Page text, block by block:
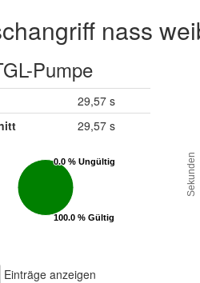
nass
Pumpe
29,57 s
29,57 s
0.0 % Ungültig
0.0 % Ungültig
100.0 % Gültig
100.0 % Gültig
Sekunden
Einträge anzeigen